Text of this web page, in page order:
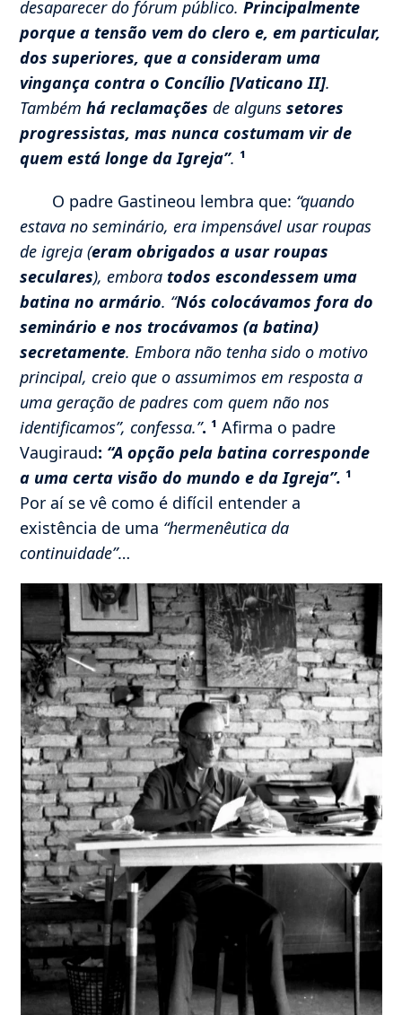
desaparecer do fórum público.Principalmente
porque a tensão vem do clero e, em particular,
dos superiores, que a consideram uma
vingança contra o Concílio [Vaticano II].
Tambémhá reclamações de algunssetores
progressistas, mas nunca costumam vir de
quem está longe da Igreja”. ¹
O padre Gastineou lembra que: “quando
estava no seminário, era impensável usar roupas
de igreja (eram obrigados a usar roupas
seculares), embora todos escondessem uma
batina no armário. “Nós colocávamos fora do
seminário e nos trocávamos (a batina)
secretamente. Embora não tenha sido o motivo
principal, creio que o assumimos em resposta a
uma geração de padres com quem não nos
identificamos”, confessa.”. ¹Afirma o padre
Vaugiraud: “A opção pela batina corresponde
a uma certa visão do mundo e da Igreja”. ¹
Por aí se vê como é difícil entender a
existência de uma “hermenêutica da
continuidade”…